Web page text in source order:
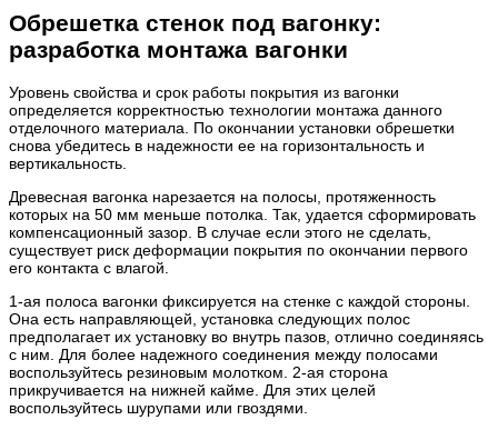
Обрешетка стенок под вагонку:
разработка монтажа вагонки
Уровень свойства и срок работы покрытия из вагонки
определяется корректностью технологии монтажа данного
отделочного материала. По окончании установки обрешетки
снова убедитесь в надежности ее на горизонтальность и
вертикальность.
Древесная вагонка нарезается на полосы, протяженность
которых на 50 мм меньше потолка. Так, удается сформировать
компенсационный зазор. В случае если этого не сделать,
существует риск деформации покрытия по окончании первого
его контакта с влагой.
1-ая полоса вагонки фиксируется на стенке с каждой стороны.
Она есть направляющей, установка следующих полос
предполагает их установку во внутрь пазов, отлично соединяясь
с ним. Для более надежного соединения между полосами
воспользуйтесь резиновым молотком. 2-ая сторона
прикручивается на нижней кайме. Для этих целей
воспользуйтесь шурупами или гвоздями.